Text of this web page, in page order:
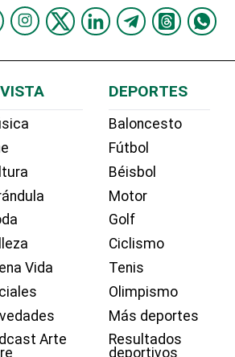
Vida
Arte
DEPORTES
Baloncesto
Fútbol
Béisbol
Motor
Golf
Ciclismo
Tenis
Olimpismo
Más deportes
Resultados
deportivos